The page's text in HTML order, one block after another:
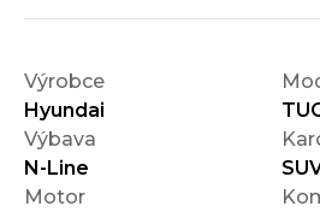
Výrobce
Hyundai
Výbava
N-Line
Motor